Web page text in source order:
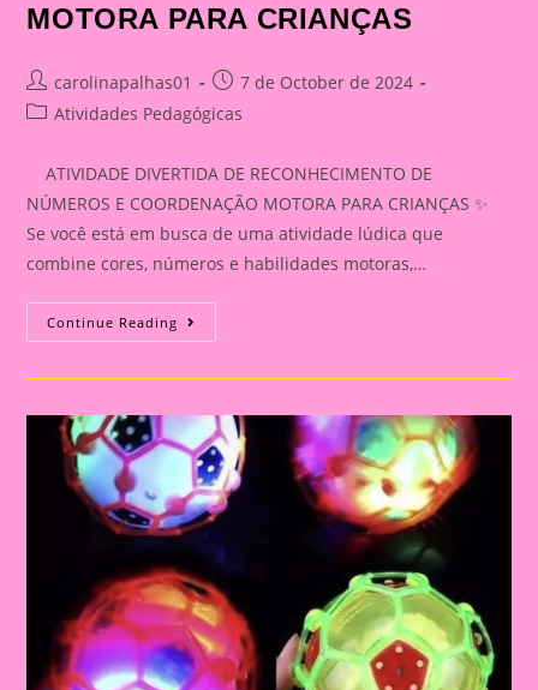
MOTORA PARA CRIANÇAS
Post
author:
carolinapalhas01
Post
published:
7 de October de 2024
PostAtividades Pedagógicas
ATIVIDADE DIVERTIDA DE RECONHECIMENTO DE
NÚMEROS E COORDENAÇÃO MOTORA PARA CRIANÇAS ✨
Se você está em busca de uma atividade lúdica que
combine cores, números e habilidades motoras,…
Continue Reading ATIVIDADE
DIVERTIDA
E
COORDENAÇÃO
MOTORA
PARA
CRIANÇAS